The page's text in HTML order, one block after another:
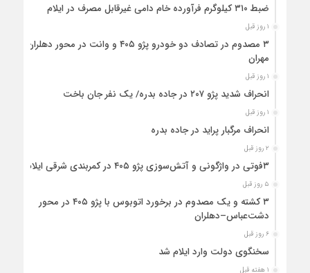
ضبط ۳۱۰ کیلوگرم فرآورده خام دامی غیرقابل مصرف در ایلام
۱ روز قبل
۳ مصدوم در تصادف دو خودرو پژو ۴۰۵ و وانت در محور دهلران-
مهران
۱ روز قبل
انحراف شدید پژو ۲۰۷ در جاده بدره/ یک نفر جان باخت
۱ روز قبل
انحراف مرگبار پراید در جاده بدره
۲ روز قبل
۳فوتی در واژگونی و آتش‌سوزی پژو ۴۰۵ در کمربندی شرقی ایلام
۵ روز قبل
۳ کشته و یک مصدوم در برخورد اتوبوس با پژو ۴۰۵ در محور
دشت‌عباس–دهلران
۶ روز قبل
سخنگوی دولت وارد ایلام شد
۱ هفته قبل